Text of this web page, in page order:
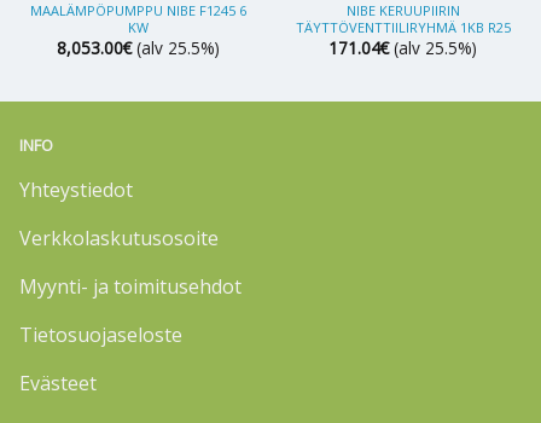
MAALÄMPÖPUMPPU NIBE F1245 6
KW
8,053.00€ (alv 25.5%)
NIBE KERUUPIIRIN
TÄYTTÖVENTTIILIRYHMÄ 1KB R25
171.04€ (alv 25.5%)
INFO
Yhteystiedot
Verkkolaskutusosoite
Myynti- ja toimitusehdot
Tietosuojaseloste
Evästeet